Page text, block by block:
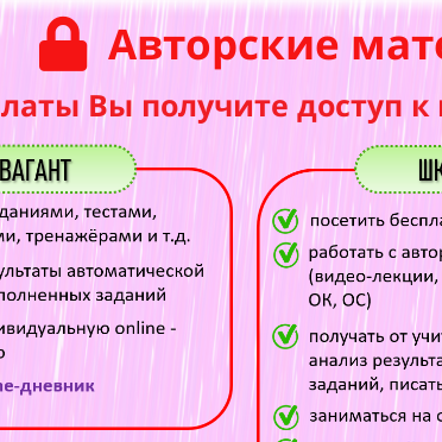
Авторские
Вы получите доступ